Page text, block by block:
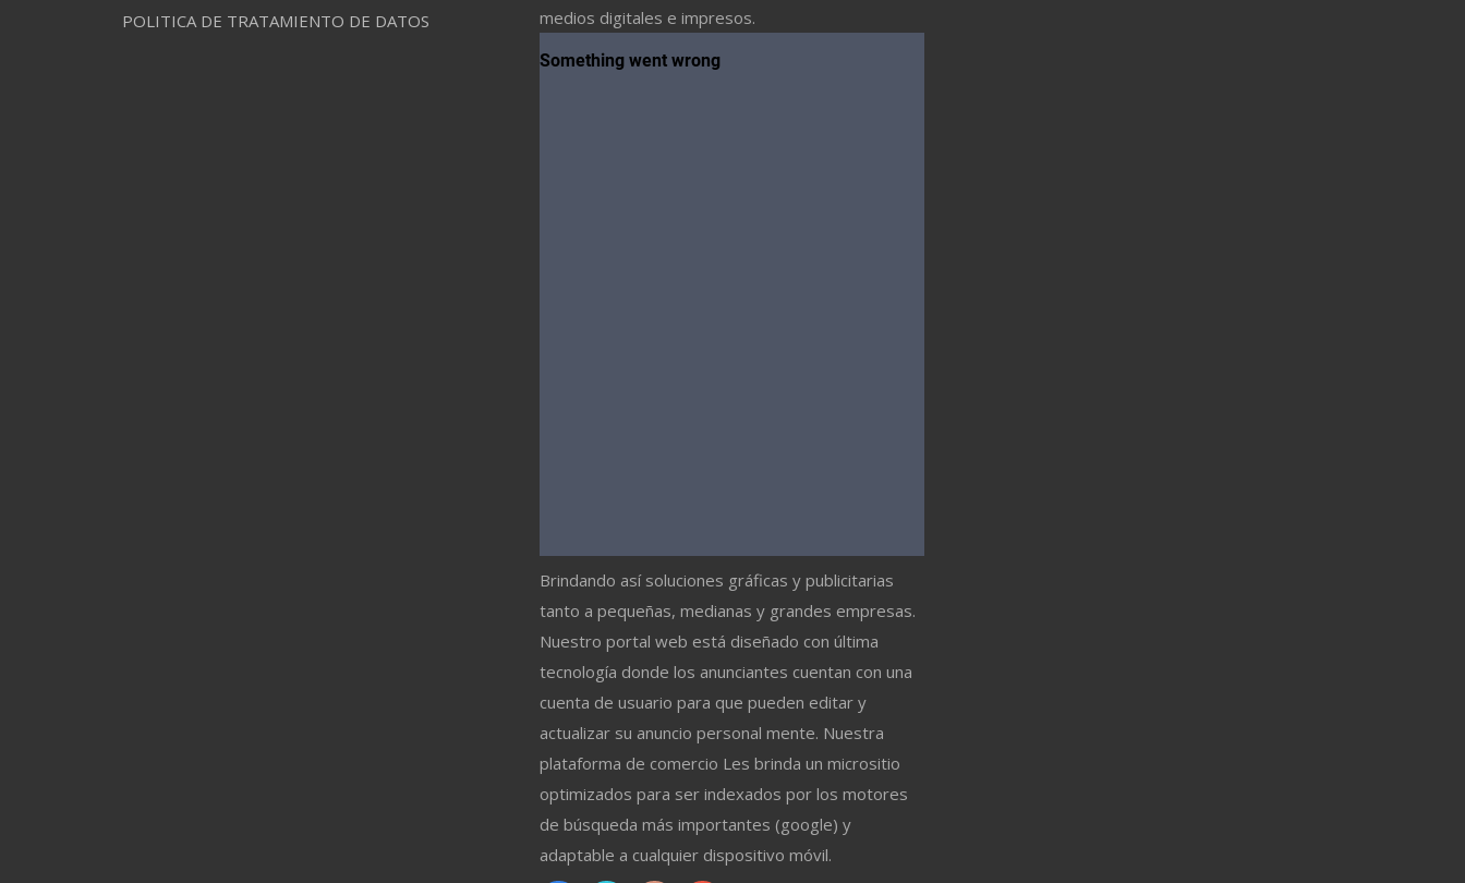
POLITICA DE TRATAMIENTO DE DATOS
medios digitales e impresos.
Brindando así soluciones gráficas y publicitarias
tanto a pequeñas, medianas y grandes empresas.
Nuestro portal web está diseñado con última
tecnología donde los anunciantes cuentan con una
cuenta de usuario para que pueden editar y
actualizar su anuncio personal mente. Nuestra
plataforma de comercio Les brinda un micrositio
optimizados para ser indexados por los motores
de búsqueda más importantes (google) y
adaptable a cualquier dispositivo móvil.